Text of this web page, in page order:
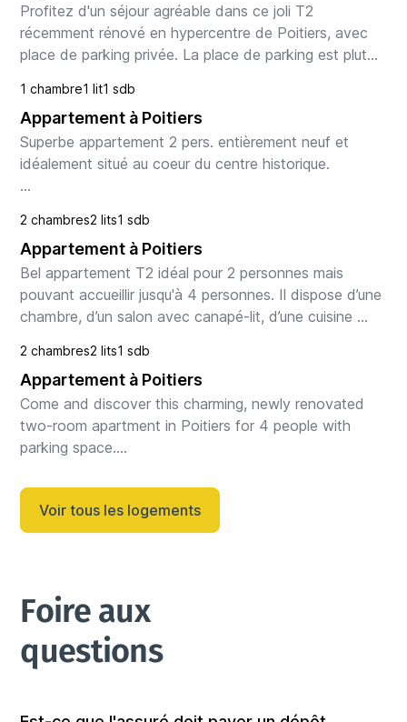
pour vo...
Profitez d'un séjour agréable dans ce joli T2
récemment rénové en hypercentre de Poitiers, avec
place de parking privée. La place de parking est plutôt
Le logement
Situé a...
1 chambre1 lit1 sdb
Appartement à Poitiers
Superbe appartement 2 pers. entièrement neuf et
idéalement situé au coeur du centre historique.
Calme et idéalement situé, découvrez le Théatre, un
très bel appartement confortable et ent...
2 chambres2 lits1 sdb
Appartement à Poitiers
Bel appartement T2 idéal pour 2 personnes mais
pouvant accueillir jusqu'à 4 personnes. Il dispose d’une
chambre, d’un salon avec canapé-lit, d’une cuisine
Le logement
...
2 chambres2 lits1 sdb
Appartement à Poitiers
Come and discover this charming, newly renovated
two-room apartment in Poitiers for 4 people with
parking space.
The space
Designed to offer a cozy and inviting atmosphere,
this haven is ideal for a ...
Voir tous les logements
Foire aux
questions